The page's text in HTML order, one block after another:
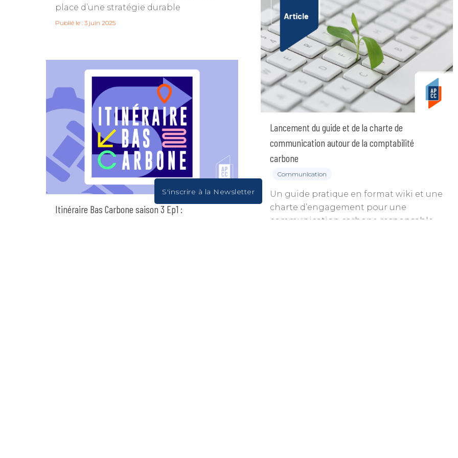
place d’une stratégie durable
Publié le : 3 juin 2025
Lancement du guide et de la charte de
communication autour de la comptabilité
carbone
Communication
Un guide pratique en format wiki et une
charte d’engagement pour une
communication carbone responsable.
Itinéraire Bas Carbone saison 3 Ep1 :
S'inscrire à la Newsletter